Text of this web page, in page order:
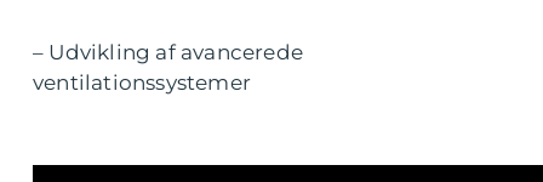
– Udvikling af avancerede
ventilationssystemer